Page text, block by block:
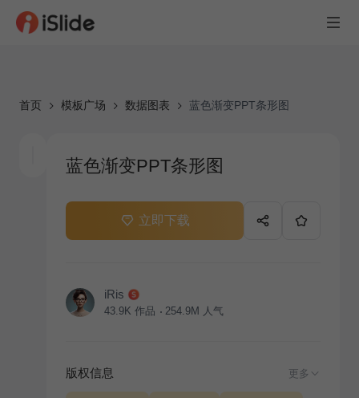
首页 模板广场 数据图表 蓝色渐变PPT条形图
蓝色渐变PPT条形图
立即下载
iRis
43.9K 作品 254.9M 人气
版权信息 更多